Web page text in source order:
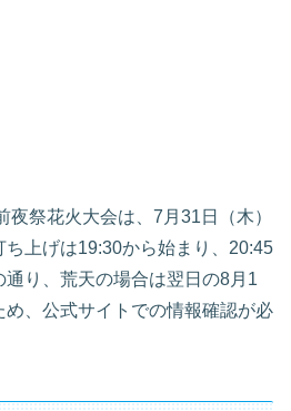
祭花火大会は、7月31日（木）
上げは19:30から始まり、20:45
り、荒天の場合は翌日の8月1
め、公式サイトでの情報確認が必